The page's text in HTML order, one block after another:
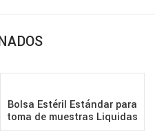
Bolsa Estéril Estándar para
toma de muestras Liquidas
o solidas – 13 oz (384 ml)